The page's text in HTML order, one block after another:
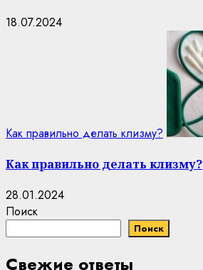
18.07.2024
Как правильно делать клизму?
Как правильно делать клизму?
28.01.2024
Поиск
Поиск
Свежие ответы